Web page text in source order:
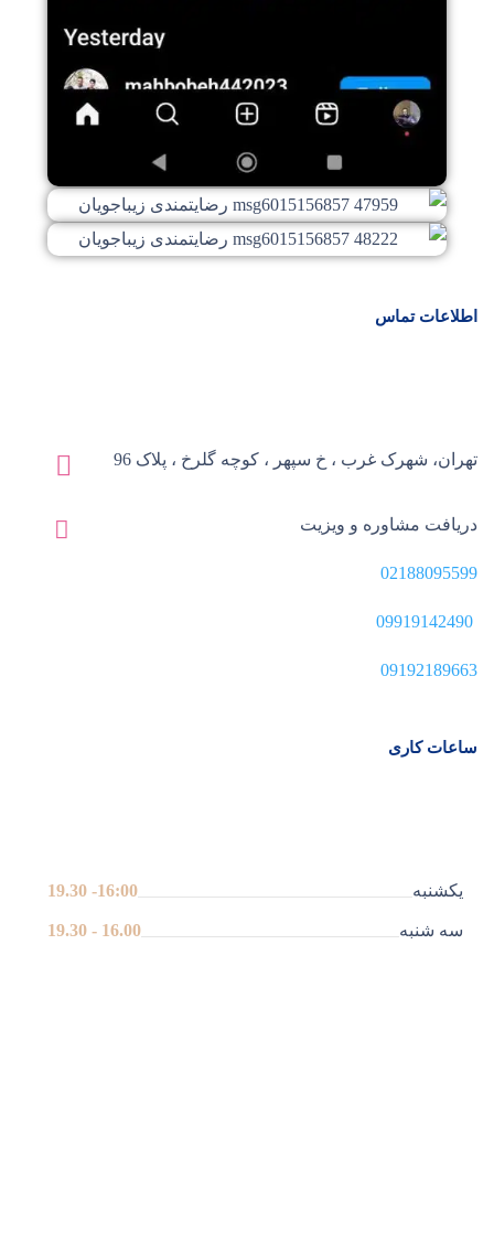
اطلاعات تماس
تهران، شهرک غرب ، خ سپهر ، کوچه گلرخ ، پلاک 96
دریافت مشاوره و ویزیت
02188095599
09919142490
09192189663
ساعات کاری
یکشنبه 16:00- 19.30
سه شنبه 16.00 - 19.30